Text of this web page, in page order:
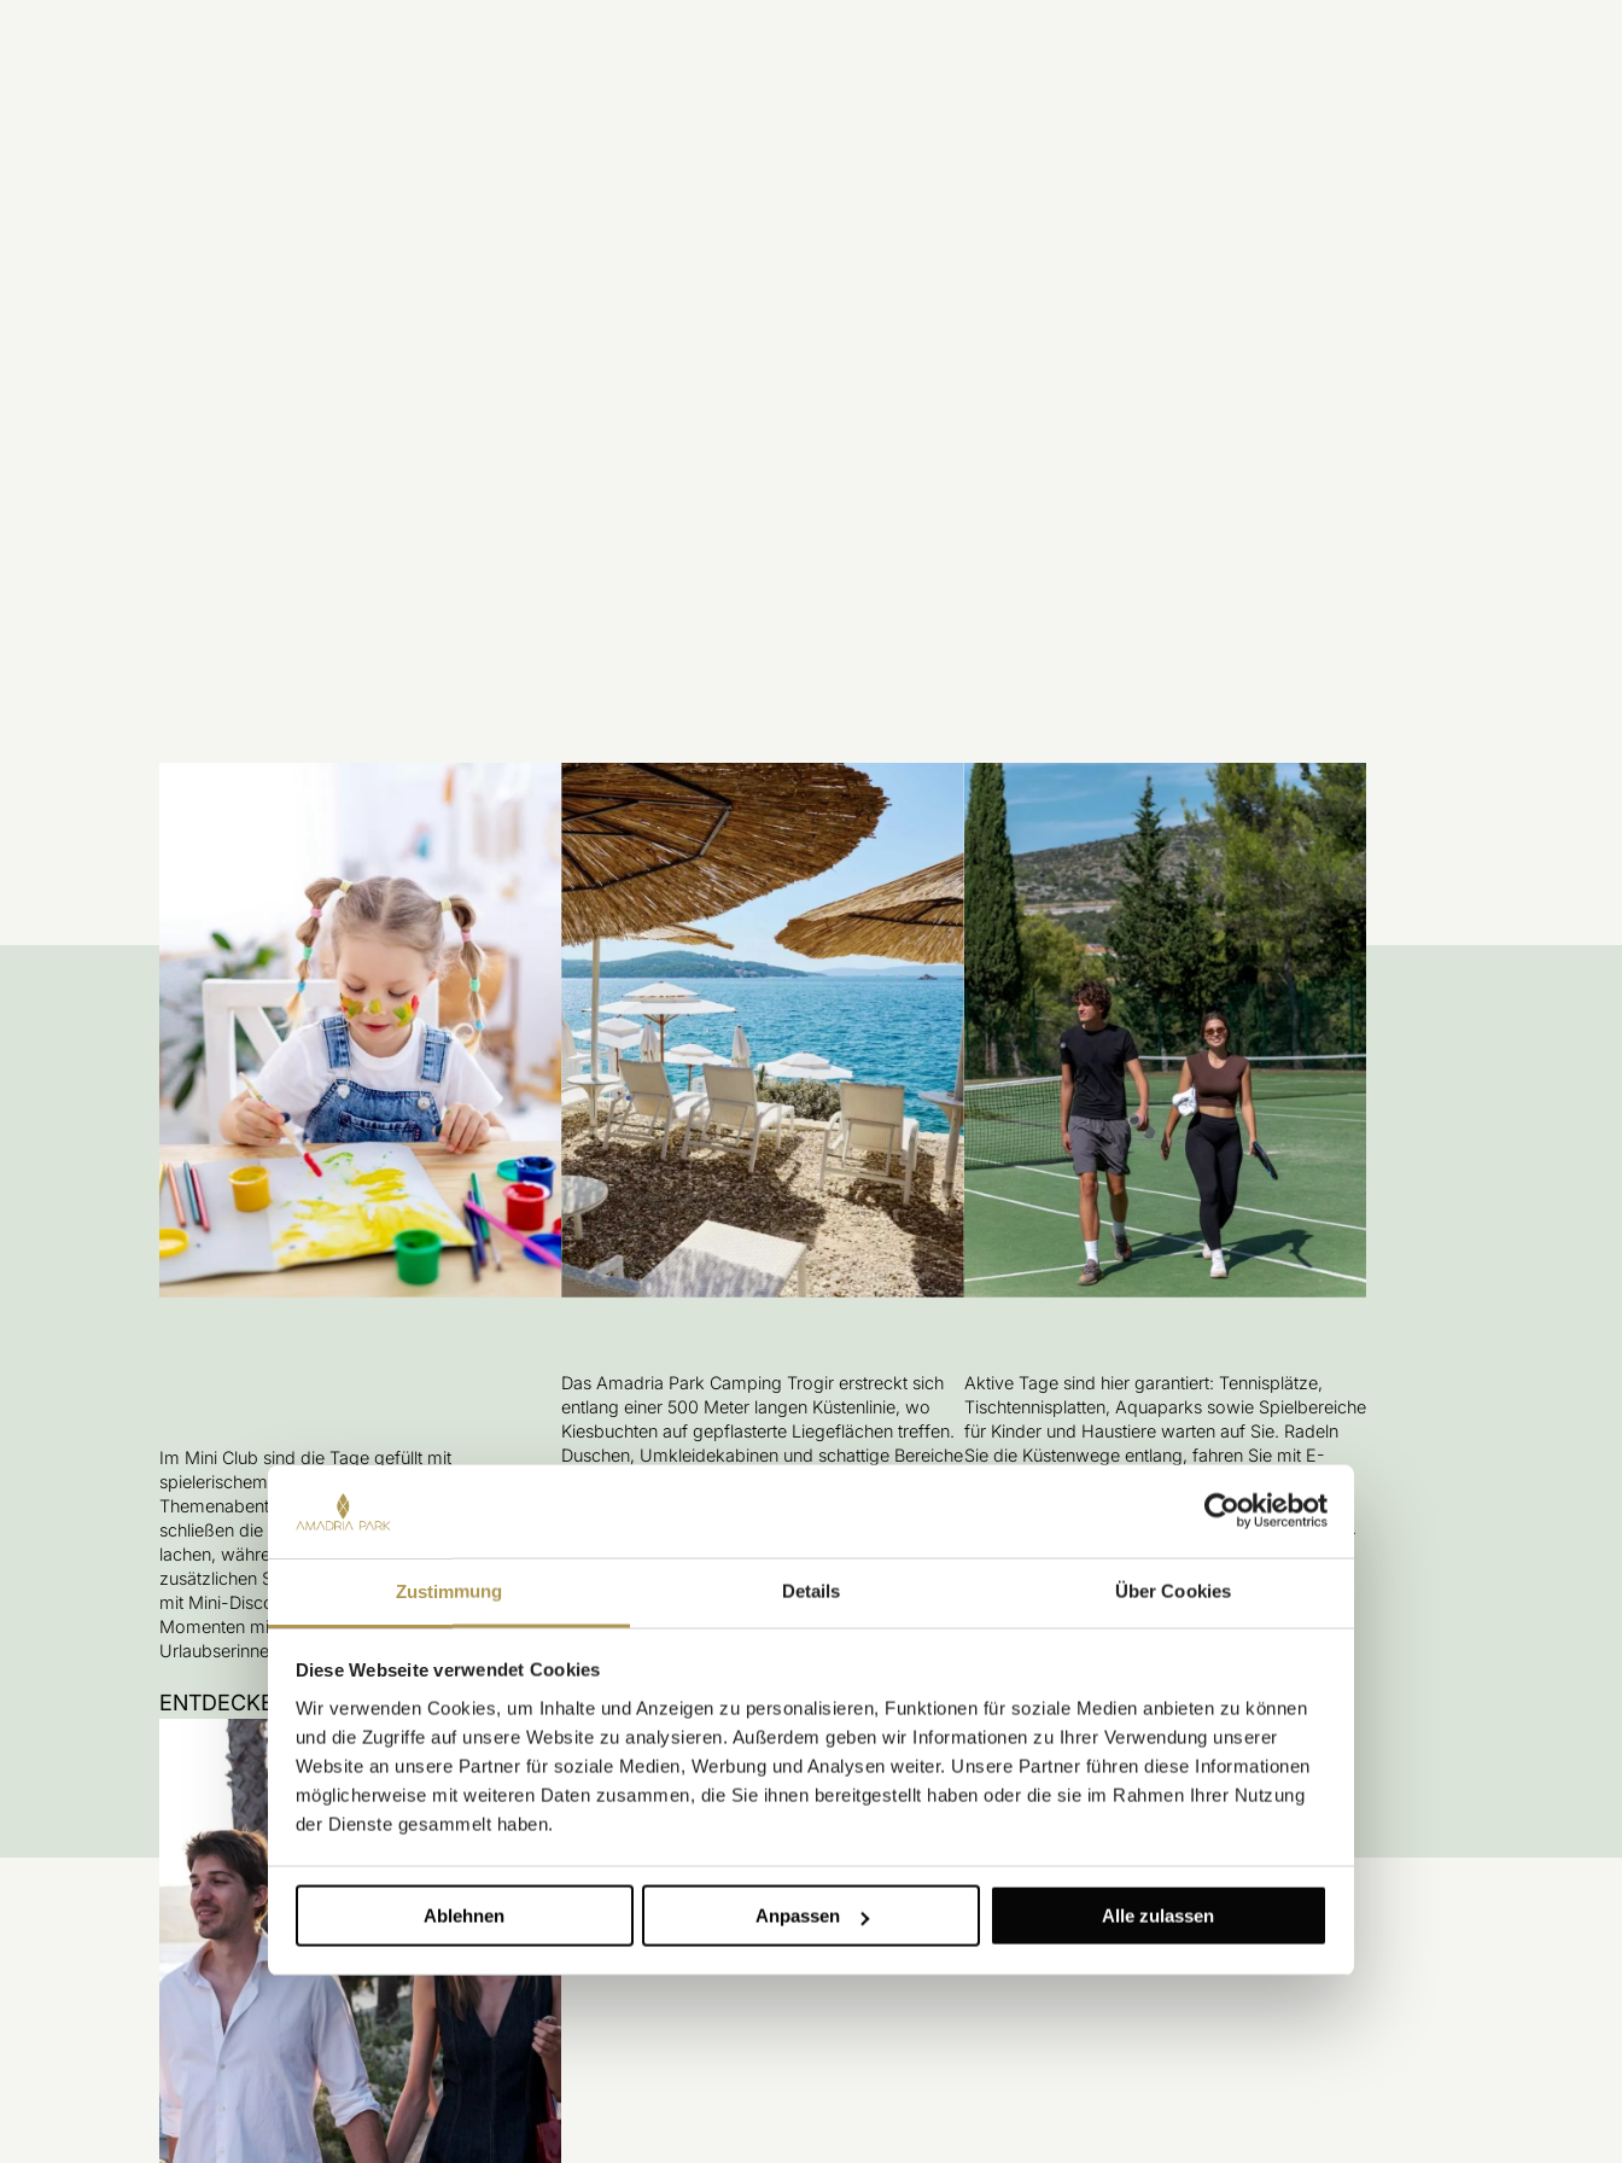
Zustimmung Details Über Cookies
Diese Webseite verwendet Cookies
Wir verwenden Cookies, um Inhalte und Anzeigen zu personalisieren, Funktionen für soziale Medien anbieten zu können
und die Zugriffe auf unsere Website zu analysieren. Außerdem geben wir Informationen zu Ihrer Verwendung unserer
Website an unsere Partner für soziale Medien, Werbung und Analysen weiter. Unsere Partner führen diese Informationen
möglicherweise mit weiteren Daten zusammen, die Sie ihnen bereitgestellt haben oder die sie im Rahmen Ihrer Nutzung
der Dienste gesammelt haben.
Ablehnen Anpassen Alle zulassen
Im Mini Club sind die Tage gefüllt mit
spielerischem Lernen und spannenden
Themenabenteuern. Bei kreativen Aktivitäten
schließen die Kinder Freundschaften, tanzen und
lachen, während sichere Spielplätze für
zusätzlichen Spaß sorgen. Die Abende begeistern
mit Mini-Disco, Musik und gemeinsamen
Momenten mit der Familie, die zu unvergesslichen
Urlaubserinnerungen werden.
ENTDECKEN
Das Amadria Park Camping Trogir erstreckt sich
entlang einer 500 Meter langen Küstenlinie, wo
Kiesbuchten auf gepflasterte Liegeflächen treffen.
Duschen, Umkleidekabinen und schattige Bereiche
malerische Bootsfahrt direkt in die UNESCO-
Weltkulturerbestadt Trogir.
ENTDECKEN
Aktive Tage sind hier garantiert: Tennisplätze,
Tischtennisplatten, Aquaparks sowie Spielbereiche
für Kinder und Haustiere warten auf Sie. Radeln
Sie die Küstenwege entlang, fahren Sie mit E-
Straße hinauf zum Hügel Vlaška, wo Sie ein
atemberaubender Blick auf die Inselwelt erwartet.